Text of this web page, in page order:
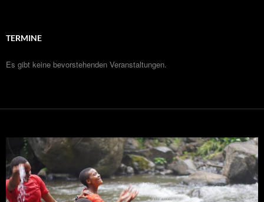
TERMINE
Es gibt keine bevorstehenden Veranstaltungen.